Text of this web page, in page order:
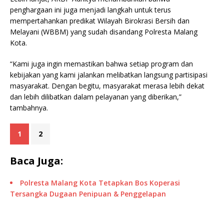
penghargaan ini juga menjadi langkah untuk terus
mempertahankan predikat Wilayah Birokrasi Bersih dan
Melayani (WBBM) yang sudah disandang Polresta Malang
Kota.
“Kami juga ingin memastikan bahwa setiap program dan
kebijakan yang kami jalankan melibatkan langsung partisipasi
masyarakat. Dengan begitu, masyarakat merasa lebih dekat
dan lebih dilibatkan dalam pelayanan yang diberikan,”
tambahnya.
1 2
Baca Juga:
Polresta Malang Kota Tetapkan Bos Koperasi
Tersangka Dugaan Penipuan & Penggelapan